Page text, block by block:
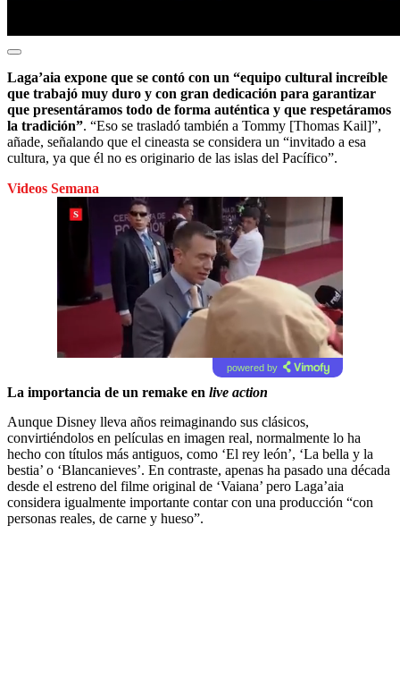
Laga’aia expone que se contó con un “equipo cultural increíble
que trabajó muy duro y con gran dedicación para garantizar
que presentáramos todo de forma auténtica y que respetáramos
la tradición”. “Eso se trasladó también a Tommy [Thomas Kail]”,
añade, señalando que el cineasta se considera un “invitado a esa
cultura, ya que él no es originario de las islas del Pacífico”.
Videos Semana
powered by
La importancia de un remake en live action
Aunque Disney lleva años reimaginando sus clásicos,
convirtiéndolos en películas en imagen real, normalmente lo ha
hecho con títulos más antiguos, como ‘El rey león’, ‘La bella y la
bestia’ o ‘Blancanieves’. En contraste, apenas ha pasado una década
desde el estreno del filme original de ‘Vaiana’ pero Laga’aia
considera igualmente importante contar con una producción “con
personas reales, de carne y hueso”.